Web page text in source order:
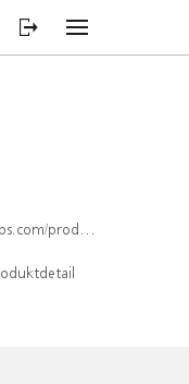
isin/CH1562164231